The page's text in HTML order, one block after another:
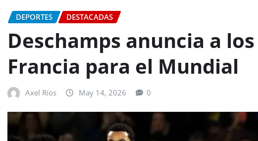
DEPORTES DESTACADAS
Deschamps anuncia a
Francia para el Mundial
Axel Rios May 14, 2026 0